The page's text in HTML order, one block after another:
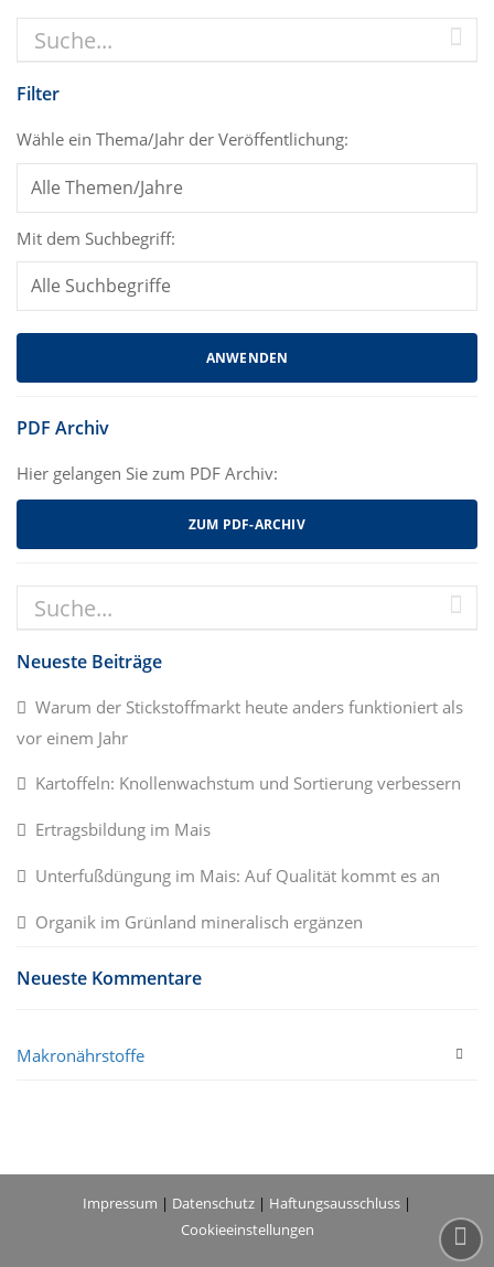
Filter
Wähle ein Thema/Jahr der Veröffentlichung:
Mit dem Suchbegriff:
PDF Archiv
Hier gelangen Sie zum PDF Archiv:
ZUM PDF-ARCHIV
Neueste Beiträge
Warum der Stickstoffmarkt heute anders funktioniert als
vor einem Jahr
Kartoffeln: Knollenwachstum und Sortierung verbessern
Ertragsbildung im Mais
Unterfußdüngung im Mais: Auf Qualität kommt es an
Organik im Grünland mineralisch ergänzen
Neueste Kommentare
Makronährstoffe
Impressum | Datenschutz | Haftungsausschluss |
Cookieeinstellungen